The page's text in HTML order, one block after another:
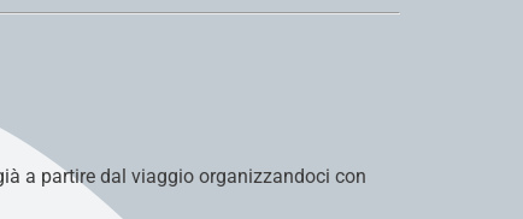
a partire dal viaggio organizzandoci con